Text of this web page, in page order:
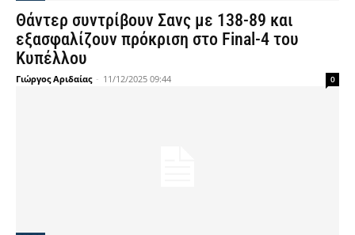
Θάντερ συντρίβουν Σανς με 138-89 και
εξασφαλίζουν πρόκριση στο Final-4 του
Κυπέλλου
Γιώργος Αριδαίας - 11/12/2025 09:44 0